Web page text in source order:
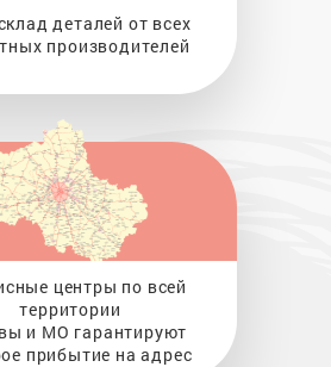
деталей от всех
производителей
центры по всей
территории
и МО гарантируют
прибытие на адрес